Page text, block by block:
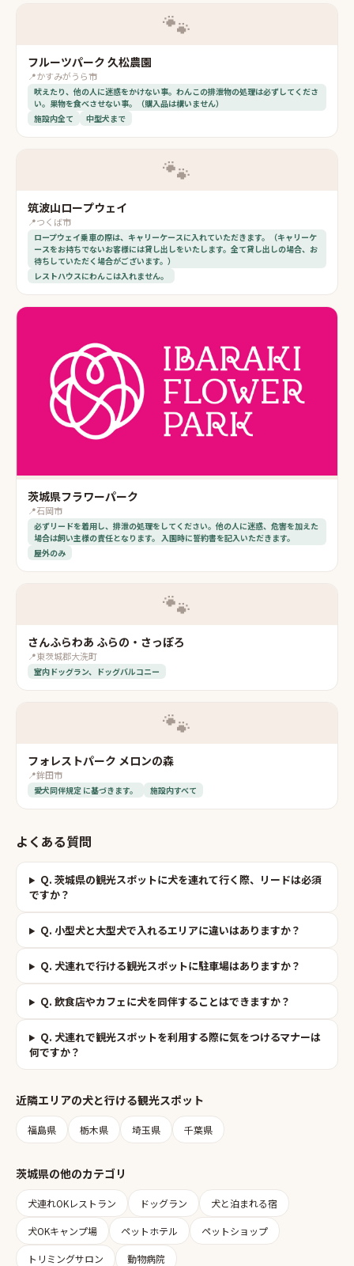
🐾
フルーツパーク 久松農園
📍かすみがうら市
吠えたり、他の人に迷惑をかけない事。わんこの排泄物の処理は必ずしてくださ
い。果物を食べさせない事。（購入品は構いません）
施設内全て
中型犬まで
🐾
筑波山ロープウェイ
📍つくば市
ロープウェイ乗車の際は、キャリーケースに入れていただきます。（キャリーケ
ースをお持ちでないお客様には貸し出しをいたします。全て貸し出しの場合、お
待ちしていただく場合がございます。）
レストハウスにわんこは入れません。
茨城県フラワーパーク
📍石岡市
必ずリードを着用し、排泄の処理をしてください。他の人に迷惑、危害を加えた
場合は飼い主様の責任となります。 入園時に誓約書を記入いただきます。
屋外のみ
🐾
さんふらわあ ふらの・さっぽろ
📍東茨城郡大洗町
室内ドッグラン、ドッグバルコニー
🐾
フォレストパーク メロンの森
📍鉾田市
愛犬同伴規定 に基づきます。 施設内すべて
よくある質問
Q. 茨城県の観光スポットに犬を連れて行く際、リードは必須
ですか？
Q. 小型犬と大型犬で入れるエリアに違いはありますか？
Q. 犬連れで行ける観光スポットに駐車場はありますか？
Q. 飲食店やカフェに犬を同伴することはできますか？
Q. 犬連れで観光スポットを利用する際に気をつけるマナーは
何ですか？
近隣エリアの犬と行ける観光スポット
福島県 栃木県 埼玉県 千葉県
茨城県の他のカテゴリ
犬連れOKレストラン ドッグラン 犬と泊まれる宿
犬OKキャンプ場 ペットホテル ペットショップ
トリミングサロン 動物病院